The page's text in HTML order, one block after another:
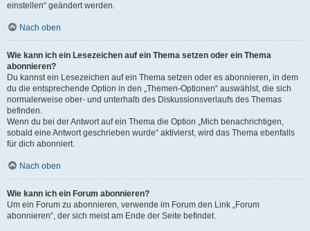
einstellen“ geändert werden.
Nach oben
Wie kann ich ein Lesezeichen auf ein Thema setzen oder ein Thema
abonnieren?
Du kannst ein Lesezeichen auf ein Thema setzen oder es abonnieren, in dem
du die entsprechende Option in den „Themen-Optionen“ auswählst, die sich
normalerweise ober- und unterhalb des Diskussionsverlaufs des Themas
befinden.
Wenn du bei der Antwort auf ein Thema die Option „Mich benachrichtigen,
sobald eine Antwort geschrieben wurde“ aktivierst, wird das Thema ebenfalls
für dich abonniert.
Nach oben
Wie kann ich ein Forum abonnieren?
Um ein Forum zu abonnieren, verwende im Forum den Link „Forum
abonnieren“, der sich meist am Ende der Seite befindet.